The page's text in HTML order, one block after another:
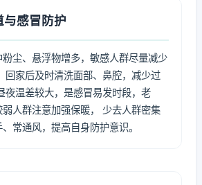
与感冒防护
尘、悬浮物增多，敏感人群尽量减少
回家后及时清洗面部、鼻腔，减少过
夜温差较大，是感冒易发时段，老
弱人群注意加强保暖， 少去人群密集
常通风，提高自身防护意识。